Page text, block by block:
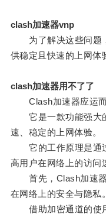
clash加速器vnp
为了解决这些问题
供稳定且快速的上网体
clash加速器用不了了
Clash加速器应运而
它是一款功能强大
速、稳定的上网体验。
它的工作原理是通
高用户在网络上的访问
首先，Clash加速器
在网络上的安全与隐私。
借助加密通道的使